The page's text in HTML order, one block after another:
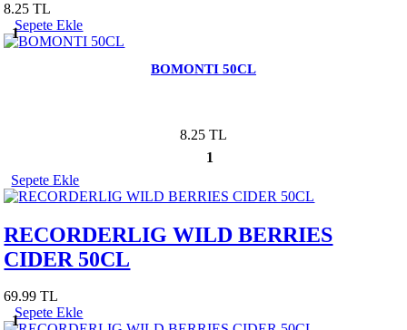
8.25 TL
1
Sepete Ekle
BOMONTI 50CL
8.25 TL
1
Sepete Ekle
RECORDERLIG WILD BERRIES
CIDER 50CL
69.99 TL
1
Sepete Ekle